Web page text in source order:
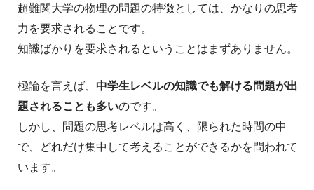
超難関大学の物理の問題の特徴としては、かなりの思考
力を要求されることです。
知識ばかりを要求されるということはまずありません。
極論を言えば、 中学生レベルの知識でも解ける問題が出
題されることも多いのです。
しかし、問題の思考レベルは高く、限られた時間の中
で、どれだけ集中して考えることができるかを問われて
います。